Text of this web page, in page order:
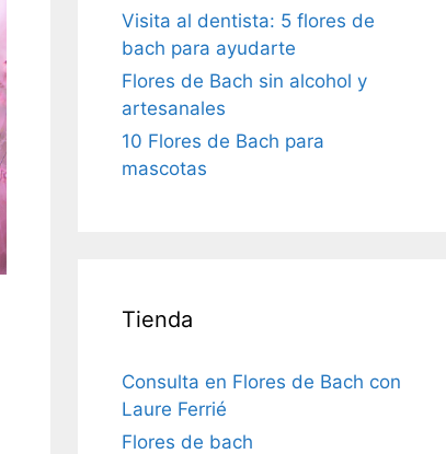
Visita al dentista: 5 flores de
bach para ayudarte
Flores de Bach sin alcohol y
artesanales
10 Flores de Bach para
mascotas
Tienda
Consulta en Flores de Bach con
Laure Ferrié
Flores de bach